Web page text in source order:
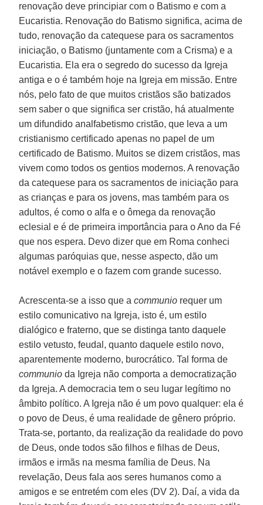
renovação deve principiar com o Batismo e com a
Eucaristia. Renovação do Batismo significa, acima de
tudo, renovação da catequese para os sacramentos
iniciação, o Batismo (juntamente com a Crisma) e a
Eucaristia. Ela era o segredo do sucesso da Igreja
antiga e o é também hoje na Igreja em missão. Entre
nós, pelo fato de que muitos cristãos são batizados
sem saber o que significa ser cristão, há atualmente
um difundido analfabetismo cristão, que leva a um
cristianismo certificado apenas no papel de um
certificado de Batismo. Muitos se dizem cristãos, mas
vivem como todos os gentios modernos. A renovação
da catequese para os sacramentos de iniciação para
as crianças e para os jovens, mas também para os
adultos, é como o alfa e o ômega da renovação
eclesial e é de primeira importância para o Ano da Fé
que nos espera. Devo dizer que em Roma conheci
algumas paróquias que, nesse aspecto, dão um
notável exemplo e o fazem com grande sucesso.
Acrescenta-se a isso que acommunio requer um
estilo comunicativo na Igreja, isto é, um estilo
dialógico e fraterno, que se distinga tanto daquele
estilo vetusto, feudal, quanto daquele estilo novo,
aparentemente moderno, burocrático. Tal forma de
communio da Igreja não comporta a democratização
da Igreja. A democracia tem o seu lugar legítimo no
âmbito político. A Igreja não é um povo qualquer: ela é
o povo de Deus, é uma realidade de gênero próprio.
Trata-se, portanto, da realização da realidade do povo
de Deus, onde todos são filhos e filhas de Deus,
irmãos e irmãs na mesma família de Deus. Na
revelação, Deus fala aos seres humanos como a
amigos e se entretém com eles (DV 2). Daí, a vida da